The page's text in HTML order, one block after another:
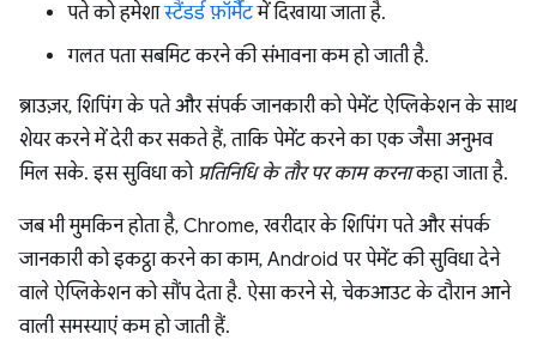
पते को हमेशास्टैंडर्ड फ़ॉर्मैटमें दिखाया जाता है.
गलत पता सबमिट करने की संभावना कम हो जाती है.
ब्राउज़र, शिपिंग के पते और संपर्क जानकारी को पेमेंट ऐप्लिकेशन के साथ
शेयर करने में देरी कर सकते हैं, ताकि पेमेंट करने का एक जैसा अनुभव
मिल सके. इस सुविधा को प्रतिनिधि के तौर पर काम करनाकहा जाता है.
जब भी मुमकिन होता है, Chrome, खरीदार के शिपिंग पते और संपर्क
जानकारी को इकट्ठा करने का काम, Android पर पेमेंट की सुविधा देने
वाले ऐप्लिकेशन को सौंप देता है. ऐसा करने से, चेकआउट के दौरान आने
वाली समस्याएं कम हो जाती हैं.